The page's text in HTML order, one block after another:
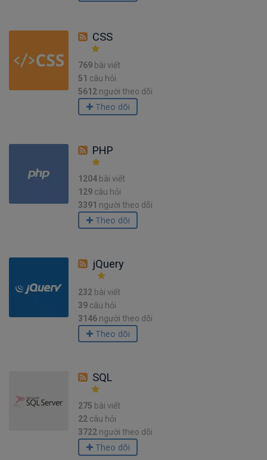
CSS
769 bài viết
51 câu hỏi
5612 người theo dõi
Theo dõi
PHP
1204 bài viết
129 câu hỏi
3391 người theo dõi
Theo dõi
jQuery
232 bài viết
39 câu hỏi
3146 người theo dõi
Theo dõi
SQL
275 bài viết
22 câu hỏi
3722 người theo dõi
Theo dõi